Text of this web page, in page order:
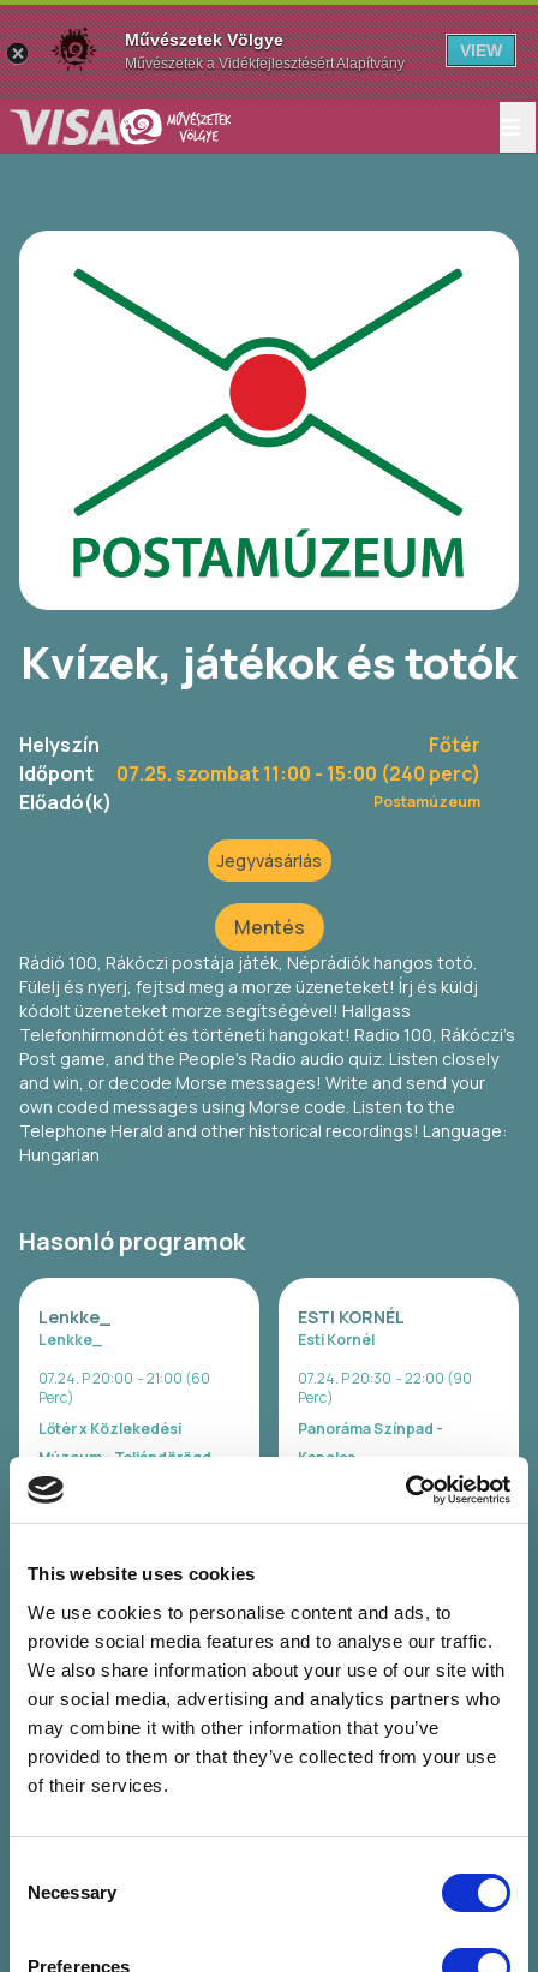
This website uses cookies
We use cookies to personalise content and ads, to
provide social media features and to analyse our traffic.
We also share information about your use of our site with
our social media, advertising and analytics partners who
may combine it with other information that you’ve
provided to them or that they’ve collected from your use
of their services.
Selection
Necessary
Preferences
Kvízek, játékok és totók
Helyszín
Főtér
Időpont
07.25. szombat 11:00 - 15:00 (240 perc)
Előadó(k)
Postamúzeum
Jegyvásárlás
Mentés
Rádió 100, Rákóczi postája játék, Néprádiók hangos totó.
Fülelj és nyerj, fejtsd meg a morze üzeneteket! Írj és küldj
kódolt üzeneteket morze segítségével! Hallgass
Telefonhírmondót és történeti hangokat! Radio 100, Rákóczi’s
Post game, and the People’s Radio audio quiz. Listen closely
and win, or decode Morse messages! Write and send your
own coded messages using Morse code. Listen to the
Telephone Herald and other historical recordings! Language:
Hungarian
Hasonló programok
Lenkke_
Lenkke_
07.24. P 20:00 - 21:00 (60
Perc)
Lőtér x Közlekedési
Múzeum - Taliándörögd
Jegyvásárlás
ESTI KORNÉL
Esti Kornél
07.24. P 20:30 - 22:00 (90
Perc)
Panoráma Színpad -
Kapolcs
Jegyvásárlás
SISI
07.24. P 22:00 - 23:30 (90
Lőtér x Közlekedési
Múzeum - Taliándörögd
Jegyvásárlás
07.24. P 23:00 - 00:30 (90
Panoráma Színpad -
Kapolcs
Jegyvásárlás
FIÚK
07.25. Szo 20:00 - 21:00 (60
José González (SE)
07.25. Szo 20:30 - 22:00 (90
Művészetek Völgye
Művészetek a Vidékfejlesztésért Alapítvány
VIEW